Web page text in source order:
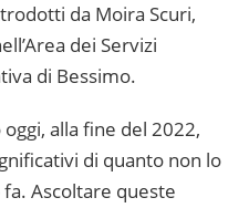
da Moira Scuri,
dei Servizi
di Bessimo.
alla fine del 2022,
di quanto non lo
Ascoltare queste